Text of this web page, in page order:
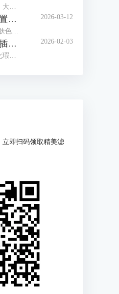
磨皮插件Portraiture怎么设置数值 Portraiture怎么保存预设 2026-03-12
修人像图用什么软件 磨皮插件Portraiture怎么用 2026-02-03
即扫码领取精美滤